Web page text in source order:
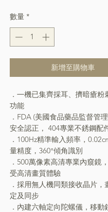
數量 *
新增至購物車
．㇐機已集齊採耳、擠暗瘡粉
功能
．FDA (美國食品藥品監督管
安全認正， 404專業不銹鋼配
．100Hz精準輸入頻率，
量精度，360°傾角識別
．500萬像素高清專業內窺鏡
受高清畫質體驗
．採用無人機同類接收晶片，
定及同步
．內建六軸定向陀螺儀，移動